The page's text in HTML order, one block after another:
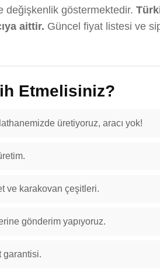
değişkenlik göstermektedir.
aittir. Güncel fiyat listesi ve
Etmelisiniz?
üretiyoruz, aracı yok!
ve karakovan çeşitleri.
gönderim yapıyoruz.
garantisi.